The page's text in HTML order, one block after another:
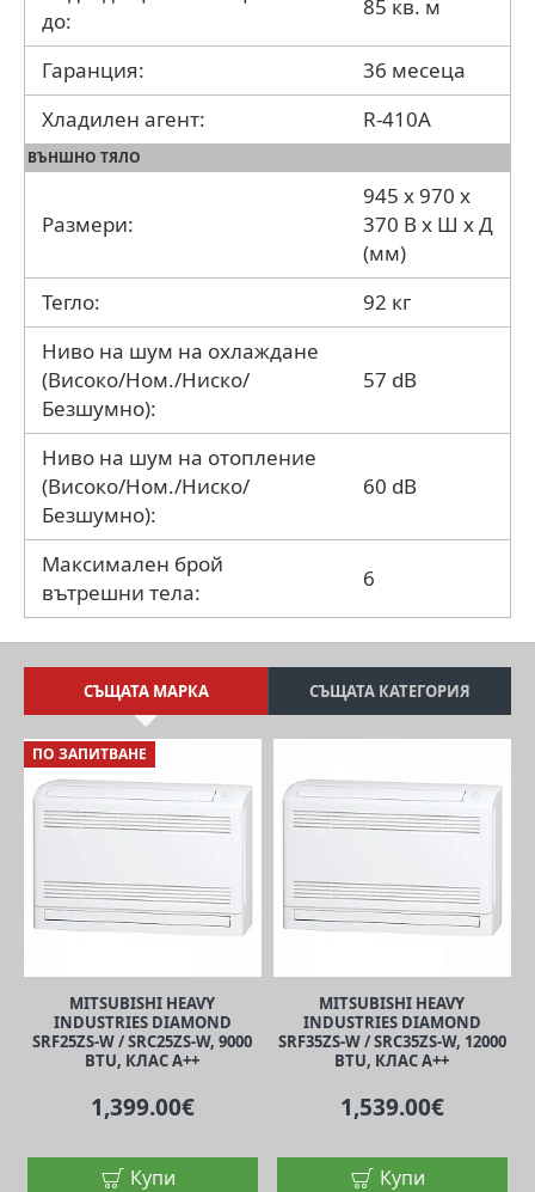
до:
85 кв. м
Гаранция:
36 месеца
Хладилен агент:
R-410A
ВЪНШНО ТЯЛО
Размери:
945 х 970 х
370 В x Ш x Д
(мм)
Тегло:
92 кг
Ниво на шум на охлаждане
(Високо/Ном./Ниско/
Безшумно):
57 dB
Ниво на шум на отопление
(Високо/Ном./Ниско/
Безшумно):
60 dB
Максимален брой
вътрешни тела:
6
СЪЩАТА МАРКА СЪЩАТА КАТЕГОРИЯ
ПО ЗАПИТВАНЕ
MITSUBISHI HEAVY
INDUSTRIES DIAMOND
SRF25ZS-W / SRC25ZS-W, 9000
BTU, КЛАС A++
1,399.00€
Купи
MITSUBISHI HEAVY
INDUSTRIES DIAMOND
SRF35ZS-W / SRC35ZS-W, 12000
BTU, КЛАС A++
1,539.00€
Купи